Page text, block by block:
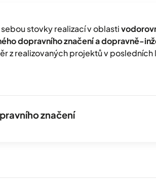
sebou stovky realizací v oblasti
dopravního značení a dopravně-
z realizovaných projektů v posledních
značení